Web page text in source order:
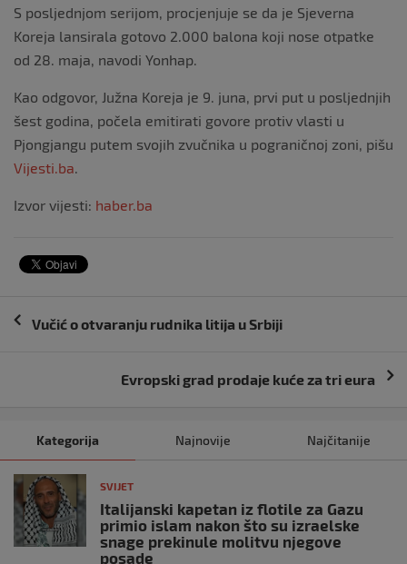
S posljednjom serijom, procjenjuje se da je Sjeverna
Koreja lansirala gotovo 2.000 balona koji nose otpatke
od 28. maja, navodi Yonhap.
Kao odgovor, Južna Koreja je 9. juna, prvi put u posljednjih
šest godina, počela emitirati govore protiv vlasti u
Pjongjangu putem svojih zvučnika u pograničnoj zoni, pišu
Vijesti.ba
Izvor vijesti: haber.ba
Navigacija
Vučić o otvaranju rudnika litija u Srbiji
Evropski grad prodaje kuće za tri eura
Kategorija Najnovije Najčitanije
SVIJET
Italijanski kapetan iz flotile za Gazu
primio islam nakon što su izraelske
snage prekinule molitvu njegove
posade